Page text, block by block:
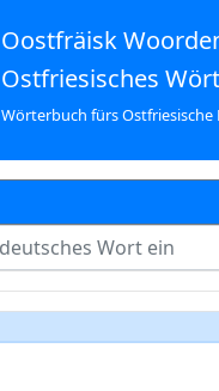
Oostfräisk
Ostfriesisches
Wörterbuch fürs Ostfriesische